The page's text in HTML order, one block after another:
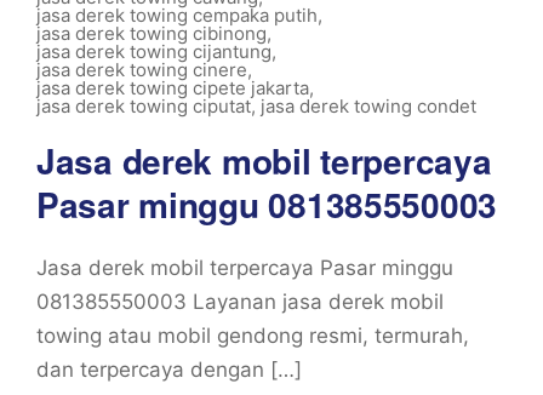
jasa derek towing cempaka putih,
jasa derek towing cibinong,
jasa derek towing cijantung,
jasa derek towing cinere,
jasa derek towing cipete jakarta,
jasa derek towing ciputat, jasa derek towing condet
Jasa derek mobil terpercaya
Pasar minggu 081385550003
Jasa derek mobil terpercaya Pasar minggu
081385550003 Layanan jasa derek mobil
towing atau mobil gendong resmi, termurah,
dan terpercaya dengan […]